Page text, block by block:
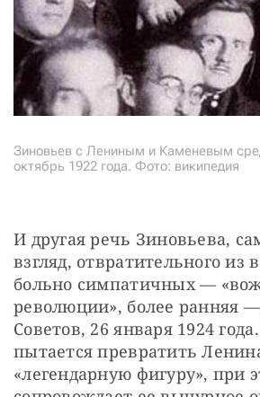
Зиновьев с Лениным и Каменевым
октябрь 1922 года. Фото: википедия
И другая речь Зиновьева,
взгляд, отвратительного из
больно симпатичных —
революции», более ранняя
Советов, 26 января 1924
пытается превратить
«легендарную фигуру», при